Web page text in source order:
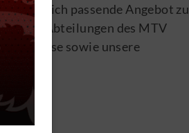
für dich passende Angebot zu
Abteilungen des MTV
sowie unsere